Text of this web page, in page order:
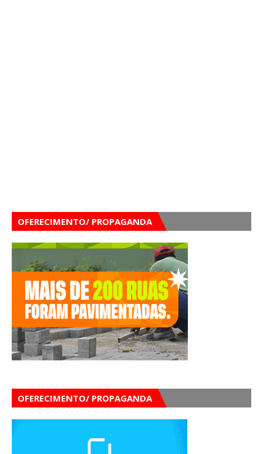
OFERECIMENTO/ PROPAGANDA
OFERECIMENTO/ PROPAGANDA